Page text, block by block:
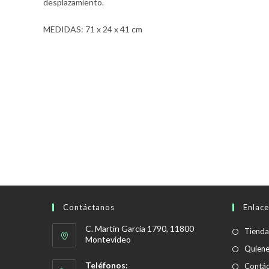
desplazamiento.
MEDIDAS: 71 x 24 x 41 cm
Contáctanos
C. Martín García 1790, 11800
Montevideo
Teléfonos:
Tienda